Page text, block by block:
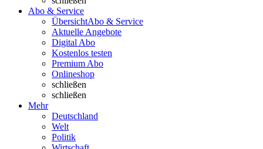
Abo & Service
ÜbersichtAbo & Service
Aktuelle Angebote
Digital Abo
Kostenlos testen
Premium Abo
Onlineshop
schließen
schließen
Mehr
Deutschland
Welt
Politik